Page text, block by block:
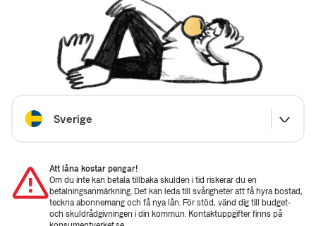
Sverige
Att låna kostar pengar!
Om du inte kan betala tillbaka skulden i tid riskerar du en
betalningsanmärkning. Det kan leda till svårigheter att få hyra bostad,
teckna abonnemang och få nya lån. För stöd, vänd dig till budget-
och skuldrådgivningen i din kommun. Kontaktuppgifter finns på